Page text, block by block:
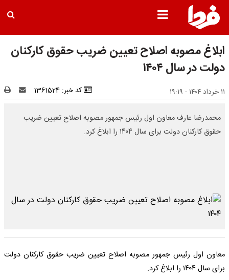
ابلاغ مصوبه اصلاح تعیین ضریب حقوق کارکنان
دولت در سال ۱۴۰۴
۱۱ خرداد ۱۴۰۴ - ۱۹:۱۹ کد خبر: 1361524
محمدرضا عارف معاون اول رئیس جمهور مصوبه اصلاح تعیین ضریب
حقوق کارکنان دولت برای سال ۱۴۰۴ را ابلاغ کرد.
معاون اول رئیس جمهور مصوبه اصلاح تعیین ضریب حقوق کارکنان دولت
برای سال ۱۴۰۴ را ابلاغ کرد.